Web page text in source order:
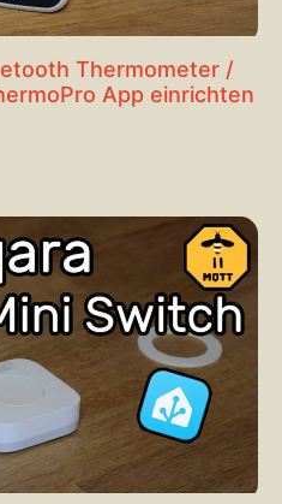
Thermometer /
App einrichten